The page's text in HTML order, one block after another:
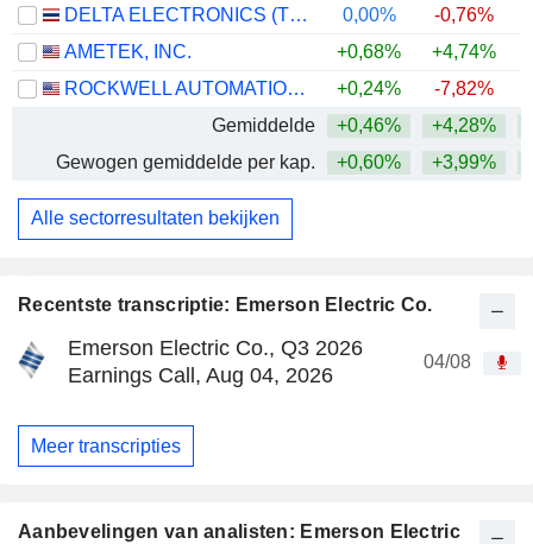
Recentste transcriptie: Emerson Electric Co.
Emerson Electric Co., Q3 2026
Earnings Call, Aug 04, 2026
04/08
Meer transcripties
Aanbevelingen van analisten: Emerson Electric
DELTA ELECTRONICS (THAILAND)
0,00% -0,76%
AMETEK, INC.
+0,68% +4,74%
ROCKWELL AUTOMATION, INC.
+0,24% -7,82%
Gemiddelde
+0,46% +4,28%
Gewogen gemiddelde per kap.
+0,60% +3,99%
Alle sectorresultaten bekijken